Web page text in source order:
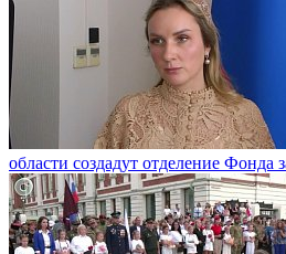
области создадут отделение Фонда